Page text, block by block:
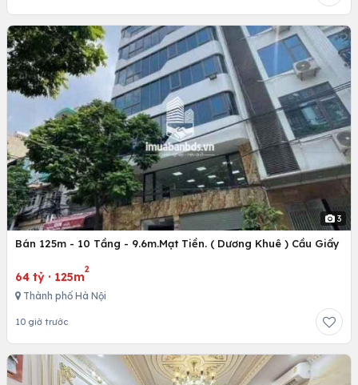
3
Bán 125m - 10 Tầng - 9.6m.Mạt Tiền. ( Dương Khuê ) Cầu Giấy
64 tỷ · 125m
2
Thành phố Hà Nội
10 giờ trước